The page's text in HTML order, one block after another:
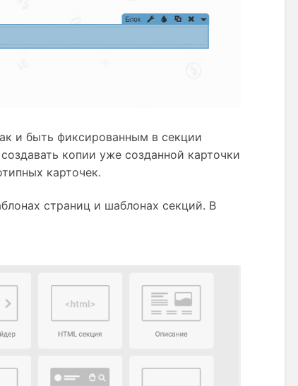
и быть фиксированным в секции
копии уже созданной карточки
карточек.
страниц и шаблонах секций. В